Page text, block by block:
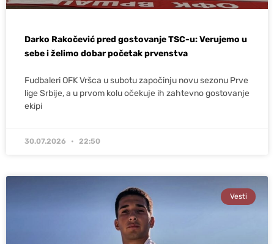
Darko Rakočević pred gostovanje TSC-u: Verujemo u
sebe i želimo dobar početak prvenstva
Fudbaleri OFK Vršca u subotu započinju novu sezonu Prve
lige Srbije, a u prvom kolu očekuje ih zahtevno gostovanje
ekipi
30.07.2026 22:50
Vesti